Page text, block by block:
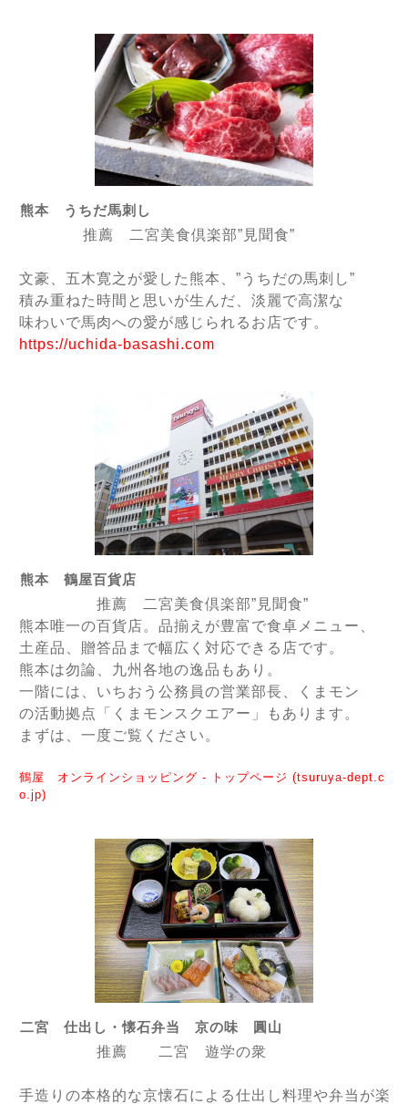
熊本 うちだ馬刺し
推薦 二宮美食倶楽部”見聞食”
文豪、五木寛之が愛した熊本、”うちだの馬刺し”
積み重ねた時間と思いが生んだ、淡麗で高潔な
味わいで馬肉への愛が感じられるお店です。
https://uchida-basashi.com
熊本 鶴屋百貨店
推薦 二宮美食倶楽部”見聞食”
熊本唯一の百貨店。品揃えが豊富で食卓メニュー、
土産品、贈答品まで幅広く対応できる店です。
熊本は勿論、九州各地の逸品もあり。
一階には、いちおう公務員の営業部長、くまモン
の活動拠点「くまモンスクエアー」もあります。
まずは、一度ご覧ください。
鶴屋 オンラインショッピング - トップページ (tsuruya-dept.c
o.jp)
二宮 仕出し・懐石弁当 京の味 圓山
推薦 二宮 遊学の衆
手造りの本格的な京懐石による仕出し料理や弁当が楽